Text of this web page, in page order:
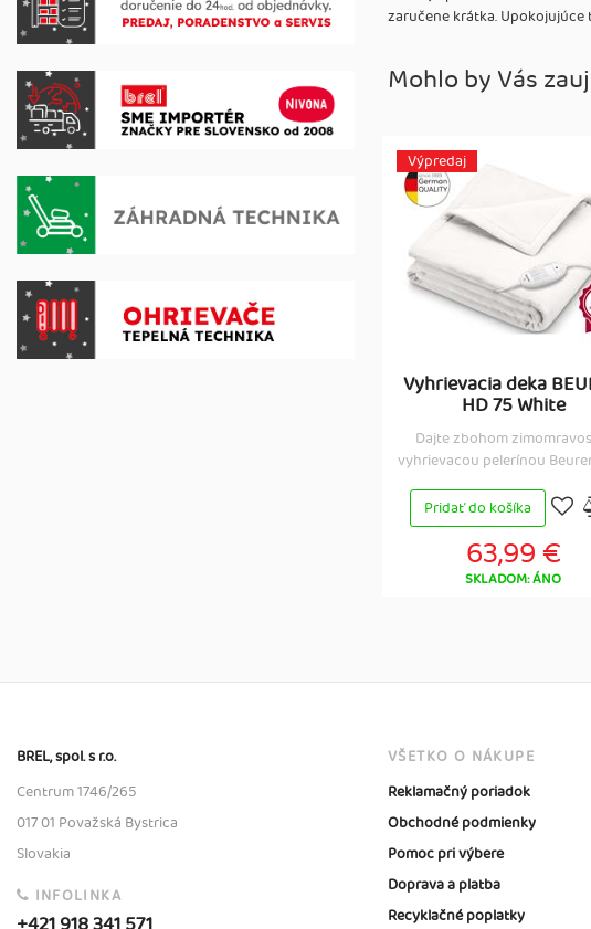
zaručene krátka.
Mohlo by Vás
Výpredaj
Vyhrievacia deka
HD 75 White
Dajte zbohom
vyhrievacou pelerínou Beurer
Pridať do košíka
63,99 €
SKLADOM: ÁNO
BREL, spol. s r.o.
Centrum 1746/265
017 01 Považská Bystrica
Slovakia
INFOLINKA
VŠETKO O NÁKUPE
Reklamačný poriadok
Obchodné podmienky
Pomoc pri výbere
Doprava a platba
Recyklačné poplatky